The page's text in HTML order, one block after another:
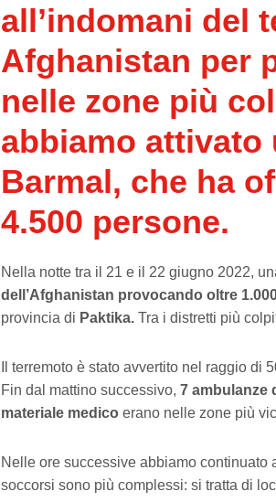
all’indomani del
Afghanistan per
nelle zone più
abbiamo attivato
Barmal, che ha
4.500 persone.
Nella notte tra il 21 e il 22 giugno 2022,
dell’Afghanistan provocando oltre
provincia di Paktika. Tra i distretti più
Il terremoto è stato avvertito nel raggio di
Fin dal mattino successivo, 7 ambulanze
materiale medico erano nelle zone più
Nelle ore successive abbiamo
soccorsi sono più complessi: si tratta di